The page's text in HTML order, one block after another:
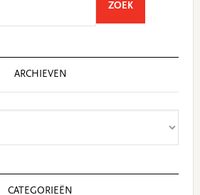
ZOEKSEARCH
ARCHIEVEN
CATEGORIEËN